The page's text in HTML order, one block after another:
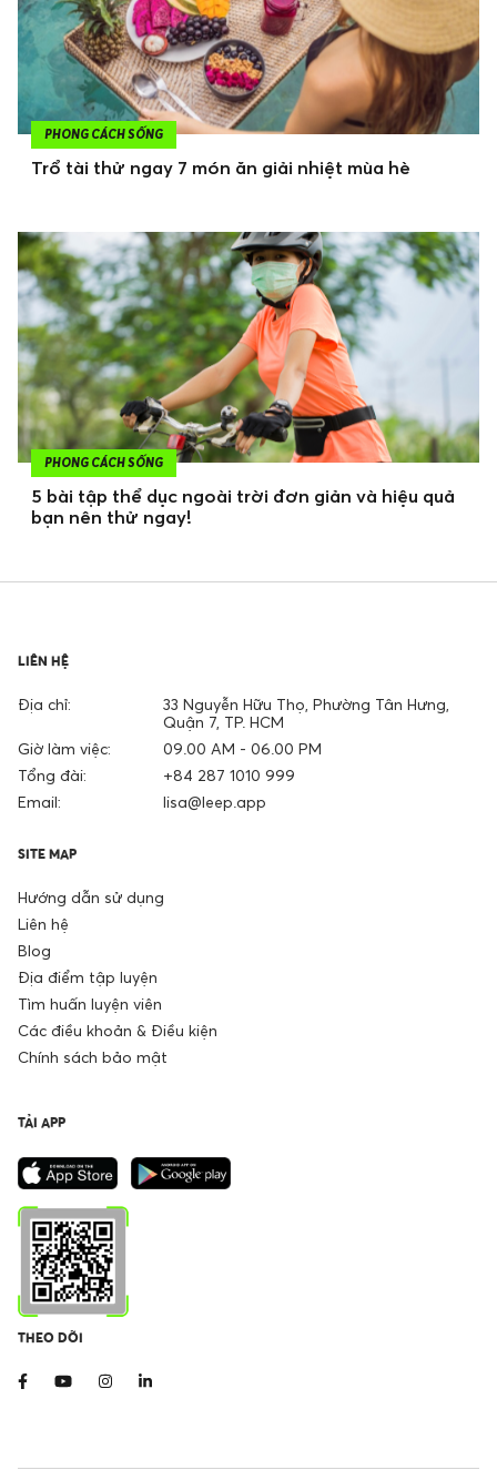
PHONG CÁCH SỐNG
Trổ tài thử ngay 7 món ăn giải nhiệt mùa hè
PHONG CÁCH SỐNG
5 bài tập thể dục ngoài trời đơn giản và hiệu quả
bạn nên thử ngay!
LIÊN HỆ
Địa chỉ:
33 Nguyễn Hữu Thọ, Phường Tân Hưng,
Quận 7, TP. HCM
Giờ làm việc:
09.00 AM - 06.00 PM
Tổng đài:
+84 287 1010 999
Email:
lisa@leep.app
SITE MAP
Hướng dẫn sử dụng
Liên hệ
Blog
Địa điểm tập luyện
Tìm huấn luyện viên
Các điều khoản & Điều kiện
Chính sách bảo mật
TẢI APP
THEO DÕI